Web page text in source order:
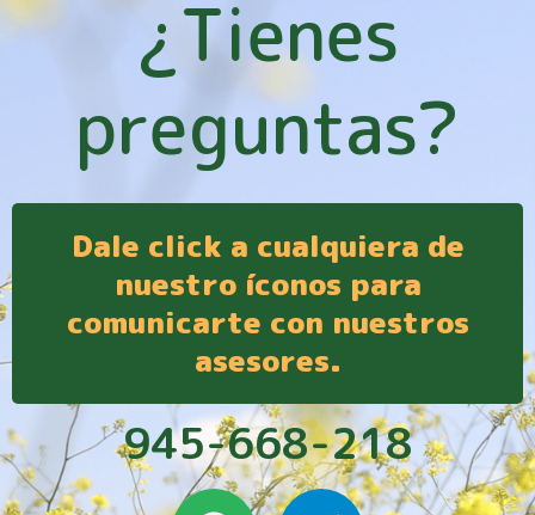
¿Tienes
preguntas?
Dale click a cualquiera de
nuestro íconos para
comunicarte con nuestros
asesores.
945-668-218